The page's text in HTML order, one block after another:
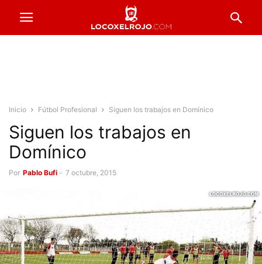
Inicio Fútbol Profesional Siguen los trabajos en Domínico
Siguen los trabajos en
Domínico
Por Pablo Bufi - 7 octubre, 2015